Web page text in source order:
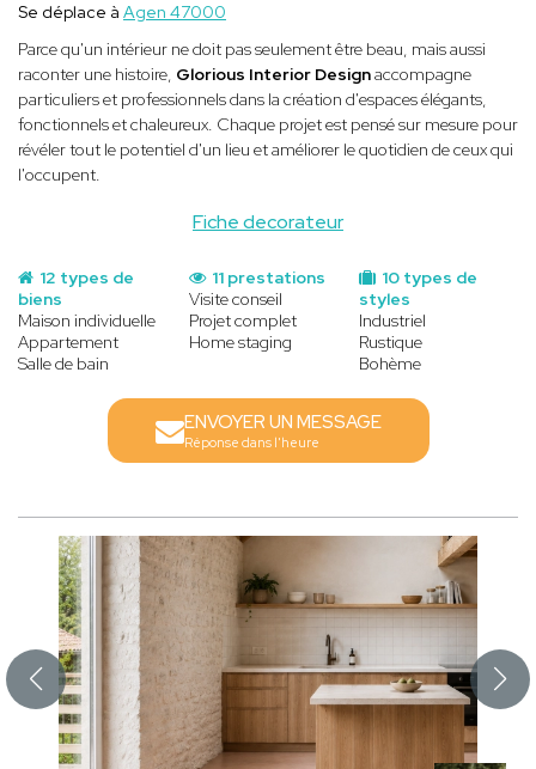
Fiche decorateur
Se déplace à Agen 47000
Parce qu'un intérieur ne doit pas seulement être beau, mais aussi
raconter une histoire, Glorious Interior Designaccompagne
particuliers et professionnels dans la création d'espaces élégants,
fonctionnels et chaleureux. Chaque projet est pensé sur mesure pour
révéler tout le potentiel d'un lieu et améliorer le quotidien de ceux qui
l'occupent.
12 types de
biens
Maison individuelle
Appartement
Salle de bain
10 types de
styles
Industriel
Rustique
Bohème
11 prestations
Visite conseil
Projet complet
Home staging
ENVOYER UN MESSAGE
Réponse dans l'heure